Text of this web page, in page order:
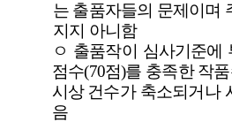
는 출품자들의 문제이며
지지 아니함
ㅇ 출품작이 심사기준에
점수(70점)를 충족한 작
시상 건수가 축소되거나
음